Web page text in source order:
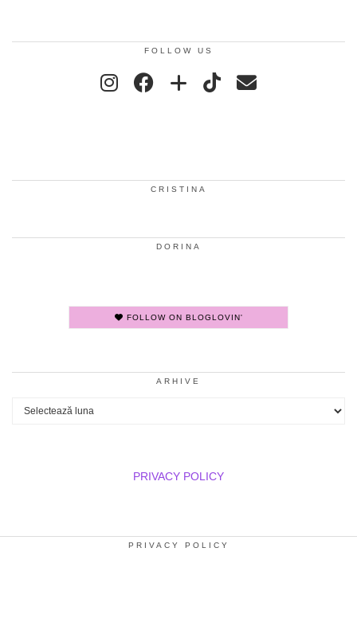
FOLLOW US
CRISTINA
DORINA
FOLLOW ON BLOGLOVIN'
ARHIVE
Arhive
PRIVACY POLICY
PRIVACY POLICY